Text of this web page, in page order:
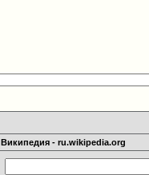
Википедия - ru.wikipedia.org